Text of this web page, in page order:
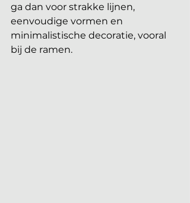
ga dan voor strakke lijnen,
eenvoudige vormen en
minimalistische decoratie, vooral
bij de ramen.